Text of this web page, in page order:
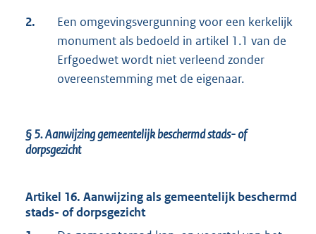
2.
Een omgevingsvergunning voor een kerkelijk
monument als bedoeld in artikel 1.1 van de
Erfgoedwet wordt niet verleend zonder
overeenstemming met de eigenaar.
§ 5.Aanwijzing gemeentelijk beschermd stads- of
dorpsgezicht
Artikel 16. Aanwijzing als gemeentelijk beschermd
stads- of dorpsgezicht